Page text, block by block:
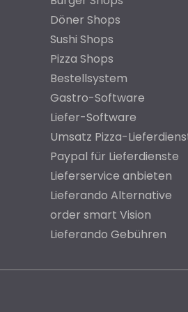
Döner Shops
Sushi Shops
Pizza Shops
Bestellsystem
Gastro-Software
Liefer-Software
Umsatz Pizza-
Paypal für Lieferdienste
Lieferservice anbieten
Lieferando Alternative
order smart Vision
Lieferando Gebühren